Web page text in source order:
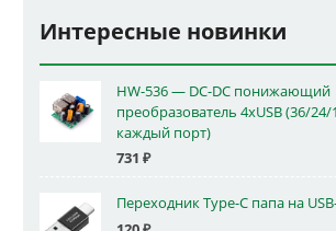
Интересные новинки
HW-536 — DC-DC понижающий
преобразователь 4xUSB (36/
каждый порт)
731 ₽
Переходник Type-C папа на